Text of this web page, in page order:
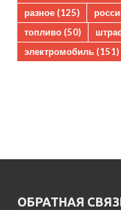
разное (125)
топливо (50)
электромобиль (151)
ОБРАТНАЯ